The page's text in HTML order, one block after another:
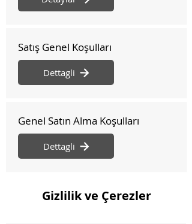
Satış Genel Koşulları
Dettagli
Genel Satın Alma Koşulları
Dettagli
Gizlilik ve Çerezler